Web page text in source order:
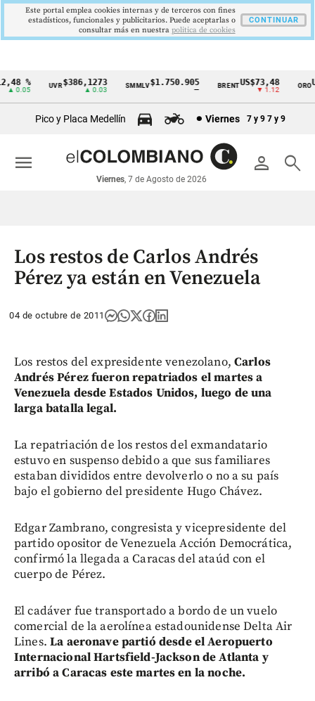
Cintillo
económicos
Colombia
%
0.05
UVR$386,1273
▲ 0.03
SMMLV$1.750.905 BRENTUS$73,48
▼ 1.12
ORO
Pico y Placa Medellín Viernes 7 y 9 7 y 9
person search
Viernes, 7 de Agosto de 2026
menu
Los restos de Carlos Andrés
Pérez ya están en Venezuela
04 de octubre de 2011
Los restos del expresidente venezolano, Carlos
Andrés Pérez fueron repatriados el martes a
Venezuela desde Estados Unidos, luego de una
larga batalla legal.
La repatriación de los restos del exmandatario
estuvo en suspenso debido a que sus familiares
estaban divididos entre devolverlo o no a su país
bajo el gobierno del presidente Hugo Chávez.
Edgar Zambrano, congresista y vicepresidente del
partido opositor de Venezuela Acción Democrática,
confirmó la llegada a Caracas del ataúd con el
cuerpo de Pérez.
El cadáver fue transportado a bordo de un vuelo
comercial de la aerolínea estadounidense Delta Air
Lines. La aeronave partió desde el Aeropuerto
Internacional Hartsfield-Jackson de Atlanta y
arribó a Caracas este martes en la noche.
Este portal emplea cookies internas y de terceros con fines
estadísticos, funcionales y publicitarios. Puede aceptarlas o
consultar más en nuestra politica de cookies
CONTINUAR